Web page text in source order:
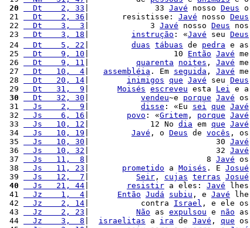
20
  Dt    2, 33
|              33 Javé nosso Deus o
21
  Dt    2, 36
|       resistisse: Javé nosso Deus
22
  Dt    3,  3
|             3 Javé nosso Deus nos
23
  Dt    3, 18
instrução : «Javé seu Deus
24
  Dt    5, 22
duas tábuas de pedra e as
25
  Dt    9, 10
|                  10 Então Javé me
26
  Dt    9, 11
quarenta noites , Javé me
27
  Dt   10,  4
assembléia . Em seguida , Javé me
28
  Dt   20, 14
inimigos que Javé seu Deus
29
  Dt   31,  9
Moisés escreveu esta Lei e a
30
  Dt   32, 30
vendeu~e porque Javé os
31
  Js    2,  9
disse : «Eu sei que Javé
32
  Js    6, 16
povo : «Gritem , porque Javé
33
  Js   10, 12
|             12 No dia em que Javé
34
  Js   10, 19
Javé , o Deus de vocês , os
35
  Js   10, 30
|                           30 Javé
36
  Js   10, 32
|                           32 Javé
37
  Js   11,  8
|                         8 Javé os
38
  Js   11, 23
prometido a Moisés . E Josué
39
  Js   12,  7
Seir , cujas terras Josué
40
  Js   21, 44
resistir a eles: Javé lhes
41
  Jz    1,  4
Então Judá subiu , e Javé lhe
42
  Jz    2, 14
|           contra Israel , e ele os
43
  Jz    2, 23
Não as expulsou e não as
44
  Jz    3,  8
israelitas a ira de Javé , que os